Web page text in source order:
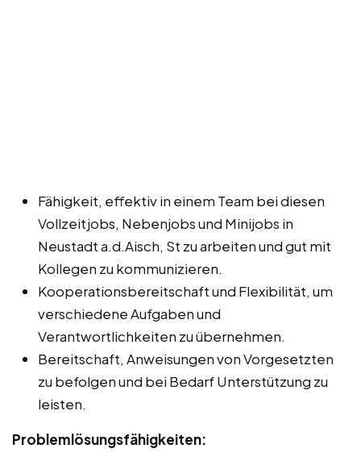
Fähigkeit, effektiv in einem Team bei diesen
Vollzeitjobs, Nebenjobs und Minijobs in
Neustadt a.d.Aisch, St zu arbeiten und gut mit
Kollegen zu kommunizieren.
Kooperationsbereitschaft und Flexibilität, um
verschiedene Aufgaben und
Verantwortlichkeiten zu übernehmen.
Bereitschaft, Anweisungen von Vorgesetzten
zu befolgen und bei Bedarf Unterstützung zu
leisten.
Problemlösungsfähigkeiten: